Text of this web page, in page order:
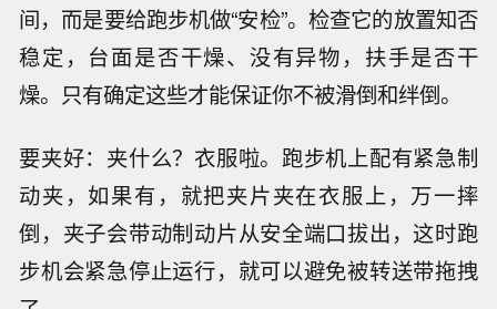
间，而是要给跑步机做“安检”。检查它的放置知否
稳定，台面是否干燥、没有异物，扶手是否干
燥。只有确定这些才能保证你不被滑倒和绊倒。
要夹好：夹什么？衣服啦。跑步机上配有紧急制
动夹，如果有，就把夹片夹在衣服上，万一摔
倒，夹子会带动制动片从安全端口拔出，这时跑
步机会紧急停止运行，就可以避免被转送带拖拽